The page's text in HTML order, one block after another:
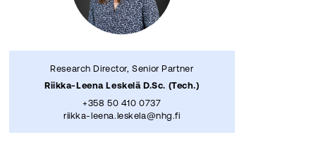
Research Director, Senior Partner
Riikka-Leena Leskelä D.Sc. (Tech.)
+358 50 410 0737
riikka-leena.leskela@nhg.fi